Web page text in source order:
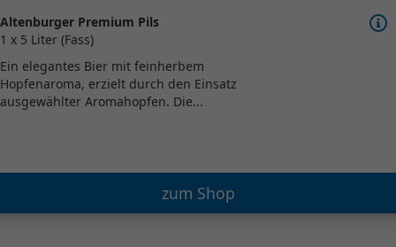
Altenburger Premium Pils
1 x 5 Liter (Fass)
Ein elegantes Bier mit feinherbem
Hopfenaroma, erzielt durch den Einsatz
ausgewählter Aromahopfen. Die...
zum Shop